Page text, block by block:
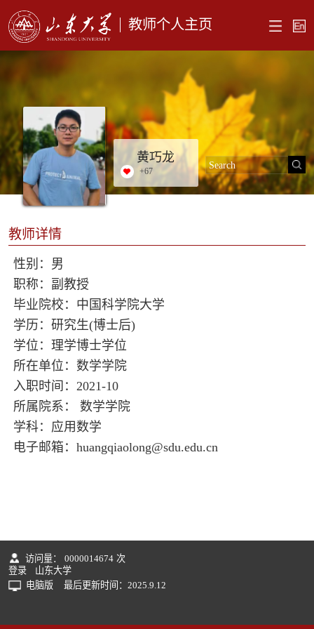
教师个人主页
黄巧龙
+67
教师详情
性别：男
职称：副教授
毕业院校：中国科学院大学
学历：研究生(博士后)
学位：理学博士学位
所在单位：数学学院
入职时间：2021-10
所属院系： 数学学院
学科：应用数学
电子邮箱： huangqiaolong@sdu.edu.cn
访问量： 0000014674 次
登录
山东大学
电脑版
最后更新时间： 2025.9.12